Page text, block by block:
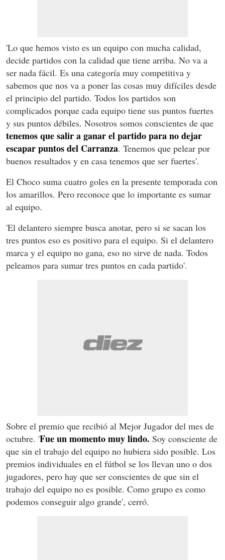
'Lo que hemos visto es un equipo con mucha calidad,
decide partidos con la calidad que tiene arriba. No va a
ser nada fácil. Es una categoría muy competitiva y
sabemos que nos va a poner las cosas muy difíciles desde
el principio del partido. Todos los partidos son
complicados porque cada equipo tiene sus puntos fuertes
y sus puntos débiles. Nosotros somos conscientes de que
tenemos que salir a ganar el partido para no dejar
escapar puntos del Carranza. Tenemos que pelear por
buenos resultados y en casa tenemos que ser fuertes'.
El Choco suma cuatro goles en la presente temporada con
los amarillos. Pero reconoce que lo importante es sumar
al equipo.
'El delantero siempre busca anotar, pero si se sacan los
tres puntos eso es positivo para el equipo. Si el delantero
marca y el equipo no gana, eso no sirve de nada. Todos
peleamos para sumar tres puntos en cada partido'.
Sobre el premio que recibió al Mejor Jugador del mes de
octubre. 'Fue un momento muy lindo. Soy consciente de
que sin el trabajo del equipo no hubiera sido posible. Los
premios individuales en el fútbol se los llevan uno o dos
jugadores, pero hay que ser conscientes de que sin el
trabajo del equipo no es posible. Como grupo es como
podemos conseguir algo grande', cerró.